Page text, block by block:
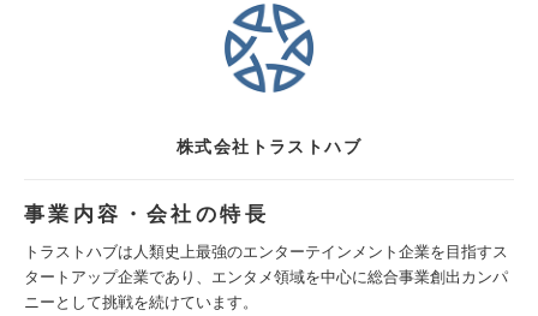
株式会社トラストハブ
事業内容・会社の特長
トラストハブは人類史上最強のエンターテインメント企業を目指すス
タートアップ企業であり、エンタメ領域を中心に総合事業創出カンパ
ニーとして挑戦を続けています。